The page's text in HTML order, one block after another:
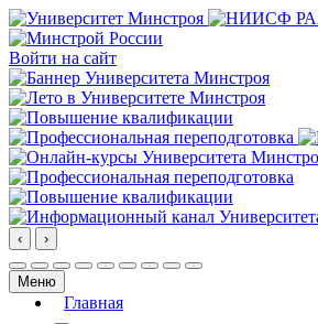
Войти на сайт
‹ ›
Меню
Главная